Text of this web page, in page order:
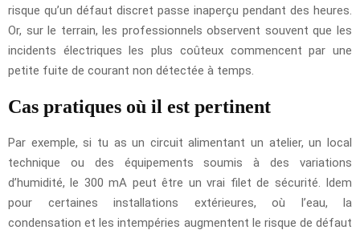
risque qu’un défaut discret passe inaperçu pendant des heures.
Or, sur le terrain, les professionnels observent souvent que les
incidents électriques les plus coûteux commencent par une
petite fuite de courant non détectée à temps.
Cas pratiques où il est pertinent
Par exemple, si tu as un circuit alimentant un atelier, un local
technique ou des équipements soumis à des variations
d’humidité, le 300 mA peut être un vrai filet de sécurité. Idem
pour certaines installations extérieures, où l’eau, la
condensation et les intempéries augmentent le risque de défaut